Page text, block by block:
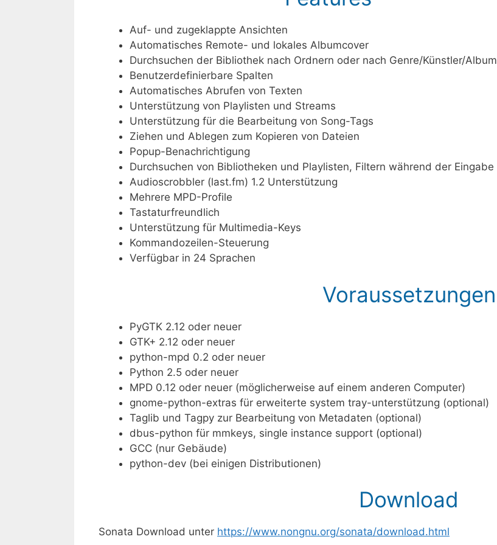
Auf- und zugeklappte Ansichten
Automatisches Remote- und lokales Albumcover
Durchsuchen der Bibliothek nach Ordnern oder nach Genre/Künstler/Album
Benutzerdefinierbare Spalten
Automatisches Abrufen von Texten
Unterstützung von Playlisten und Streams
Unterstützung für die Bearbeitung von Song-Tags
Ziehen und Ablegen zum Kopieren von Dateien
Popup-Benachrichtigung
Durchsuchen von Bibliotheken und Playlisten, Filtern während der Eingabe
Audioscrobbler (last.fm) 1.2 Unterstützung
Mehrere MPD-Profile
Tastaturfreundlich
Unterstützung für Multimedia-Keys
Kommandozeilen-Steuerung
Verfügbar in 24 Sprachen
Voraussetzungen
PyGTK 2.12 oder neuer
GTK+ 2.12 oder neuer
python-mpd 0.2 oder neuer
Python 2.5 oder neuer
MPD 0.12 oder neuer (möglicherweise auf einem anderen Computer)
gnome-python-extras für erweiterte system tray-unterstützung (optional)
Taglib und Tagpy zur Bearbeitung von Metadaten (optional)
dbus-python für mmkeys, single instance support (optional)
GCC (nur Gebäude)
python-dev (bei einigen Distributionen)
Download
Sonata Download unter https://www.nongnu.org/sonata/download.html